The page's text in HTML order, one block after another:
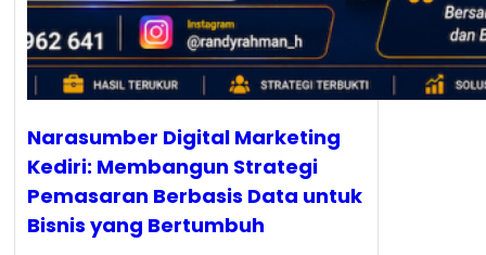
Narasumber Digital Marketing
Kediri: Membangun Strategi
Pemasaran Berbasis Data untuk
Bisnis yang Bertumbuh